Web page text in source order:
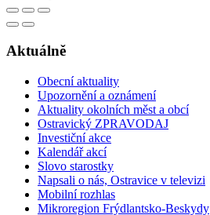
Aktuálně
Obecní aktuality
Upozornění a oznámení
Aktuality okolních měst a obcí
Ostravický ZPRAVODAJ
Investiční akce
Kalendář akcí
Slovo starostky
Napsali o nás, Ostravice v televizi
Mobilní rozhlas
Mikroregion Frýdlantsko-Beskydy